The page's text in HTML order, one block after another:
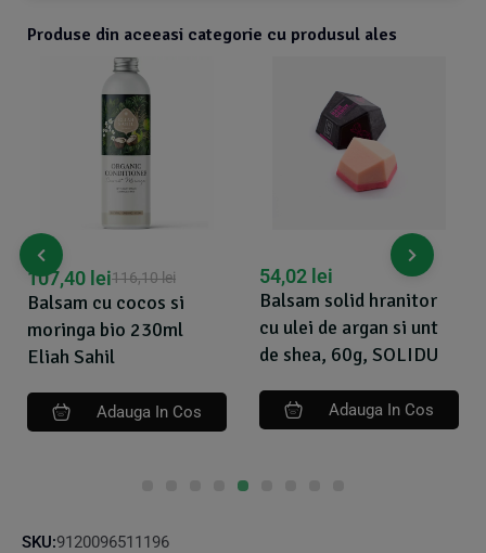
Produse din aceeasi categorie cu produsul ales
Balsam cu cocos si
moringa bio 230ml
Eliah Sahil
116,10lei
107,40 lei
Adauga In Cos
Balsam solid hranitor
cu ulei de argan si unt
de shea, 60g, SOLIDU
54,02 lei
Adauga In Cos
SKU:9120096511196